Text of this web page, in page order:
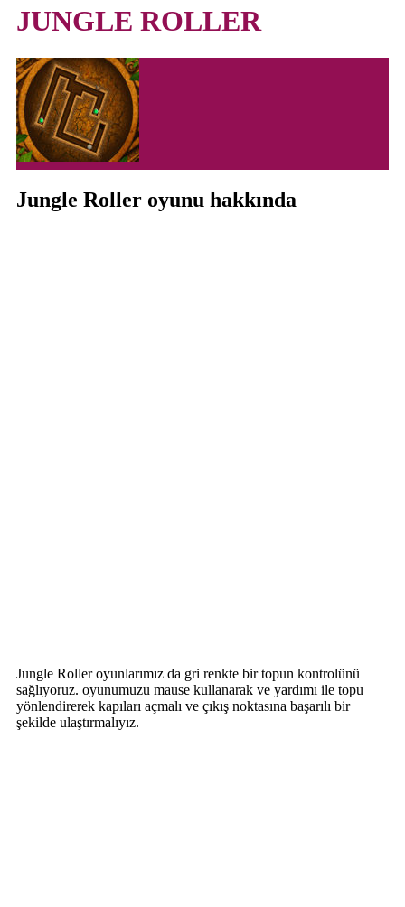
JUNGLE ROLLER
Jungle Roller oyunu hakkında
Jungle Roller oyunlarımız da gri renkte bir topun kontrolünü
sağlıyoruz. oyunumuzu mause kullanarak ve yardımı ile topu
yönlendirerek kapıları açmalı ve çıkış noktasına başarılı bir
şekilde ulaştırmalıyız.